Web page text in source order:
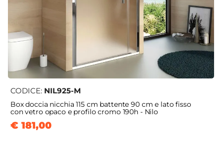
CODICE: NIL925-M
Box doccia nicchia 115 cm battente 90 cm e lato fisso
con vetro opaco e profilo cromo 190h - Nilo
€ 181,00